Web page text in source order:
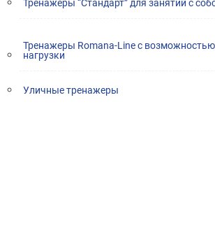
Тренажеры “Стандарт” для занятий с
Тренажеры Romana-Line с
нагрузки
Уличные тренажеры